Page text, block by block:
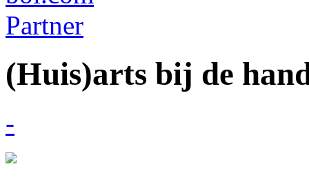
(Huis)arts bij de
-